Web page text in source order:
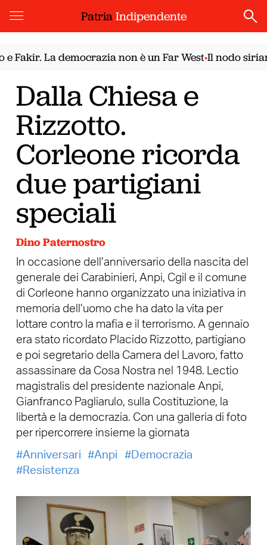
PatriaIndipendente
La democrazia non è un Far West•Il nodo siriano. Il
Dalla Chiesa e
Rizzotto.
Corleone ricorda
due partigiani
speciali
Dino Paternostro
In occasione dell’anniversario della nascita del
generale dei Carabinieri, Anpi, Cgil e il comune
di Corleone hanno organizzato una iniziativa in
memoria dell’uomo che ha dato la vita per
lottare contro la mafia e il terrorismo. A gennaio
era stato ricordato Placido Rizzotto, partigiano
e poi segretario della Camera del Lavoro, fatto
assassinare da Cosa Nostra nel 1948. Lectio
magistralis del presidente nazionale Anpi,
Gianfranco Pagliarulo, sulla Costituzione, la
libertà e la democrazia. Con una galleria di foto
per ripercorrere insieme la giornata
Anniversari
Anpi
Democrazia
Resistenza